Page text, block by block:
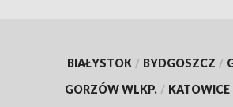
BIAŁYSTOK / BYDGOSZCZ /
GORZÓW WLKP. / KATOWICE